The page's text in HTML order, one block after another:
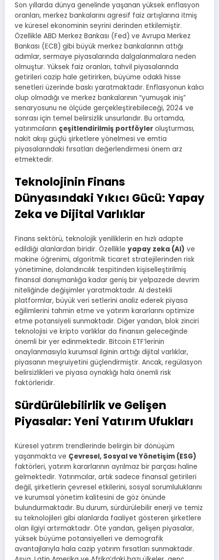
Son yıllarda dünya genelinde yaşanan yüksek enflasyon
oranları, merkez bankalarını agresif faiz artışlarına itmiş
ve küresel ekonominin seyrini derinden etkilemiştir.
Özellikle ABD Merkez Bankası (Fed) ve Avrupa Merkez
Bankası (ECB) gibi büyük merkez bankalarının attığı
adımlar, sermaye piyasalarında dalgalanmalara neden
olmuştur. Yüksek faiz oranları, tahvil piyasalarında
getirileri cazip hale getirirken, büyüme odaklı hisse
senetleri üzerinde baskı yaratmaktadır. Enflasyonun kalıcı
olup olmadığı ve merkez bankalarının “yumuşak iniş”
senaryosunu ne ölçüde gerçekleştirebileceği, 2024 ve
sonrası için temel belirsizlik unsurlarıdır. Bu ortamda,
yatırımcıların çeşitlendirilmiş portföyler oluşturması,
nakit akışı güçlü şirketlere yönelmesi ve emtia
piyasalarındaki fırsatları değerlendirmesi önem arz
etmektedir.
Teknolojinin Finans
Dünyasındaki Yıkıcı Gücü: Yapay
Zeka ve Dijital Varlıklar
Finans sektörü, teknolojik yeniliklerin en hızlı adapte
edildiği alanlardan biridir. Özellikle yapay zeka (AI) ve
makine öğrenimi, algoritmik ticaret stratejilerinden risk
yönetimine, dolandırıcılık tespitinden kişiselleştirilmiş
finansal danışmanlığa kadar geniş bir yelpazede devrim
niteliğinde değişimler yaratmaktadır. AI destekli
platformlar, büyük veri setlerini analiz ederek piyasa
eğilimlerini tahmin etme ve yatırım kararlarını optimize
etme potansiyeli sunmaktadır. Diğer yandan, blok zinciri
teknolojisi ve kripto varlıklar da finansın geleceğinde
önemli bir yer edinmektedir. Bitcoin ETF’lerinin
onaylanmasıyla kurumsal ilginin arttığı dijital varlıklar,
piyasanın meşruiyetini güçlendirmiştir. Ancak, regülasyon
belirsizlikleri ve piyasa oynaklığı hala önemli risk
faktörleridir.
Sürdürülebilirlik ve Gelişen
Piyasalar: Yeni Yatırım Ufukları
Küresel yatırım trendlerinde belirgin bir dönüşüm
yaşanmakta ve Çevresel, Sosyal ve Yönetişim (ESG)
faktörleri, yatırım kararlarının ayrılmaz bir parçası haline
gelmektedir. Yatırımcılar, artık sadece finansal getirileri
değil, şirketlerin çevresel etkilerini, sosyal sorumluluklarını
ve kurumsal yönetim kalitesini de göz önünde
bulundurmaktadır. Bu durum, sürdürülebilir enerji ve temiz
su teknolojileri gibi alanlarda faaliyet gösteren şirketlere
olan ilgiyi artırmaktadır. Öte yandan, gelişen piyasalar,
yüksek büyüme potansiyelleri ve demografik
avantajlarıyla hala cazip yatırım fırsatları sunmaktadır.